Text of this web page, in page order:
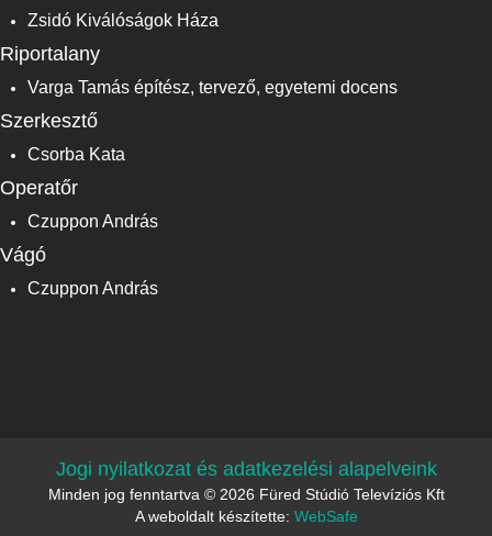
Zsidó Kiválóságok Háza
Riportalany
Varga Tamás építész, tervező, egyetemi docens
Szerkesztő
Csorba Kata
Operatőr
Czuppon András
Vágó
Czuppon András
Jogi nyilatkozat és adatkezelési alapelveink
Minden jog fenntartva © 2026 Füred Stúdió Televíziós Kft
A weboldalt készítette: WebSafe